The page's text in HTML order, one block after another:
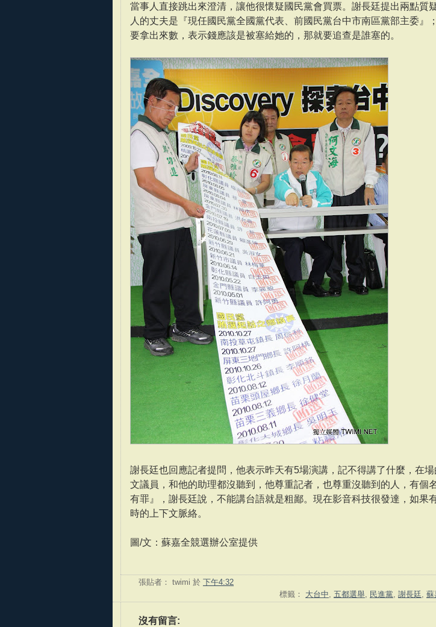
當事人直接跳出來澄清，讓他很懷疑國民黨會買票。謝長廷提出兩點質
人的丈夫是『現任國民黨全國黨代表、前國民黨台中市南區黨部主委』
要拿出來數，表示錢應該是被塞給她的，那就要追查是誰塞的。
謝長廷也回應記者提問，他表示昨天有5場演講，記不得講了什麼，在
文議員，和他的助理都沒聽到，他尊重記者，也尊重沒聽到的人，有個
有罪』，謝長廷說，不能講台語就是粗鄙。現在影音科技很發達，如果
時的上下文脈絡。
圖/文：蘇嘉全競選辦公室提供
張貼者： twimi 於 下午4:32
標籤： 大台中 五都選舉 民進黨 謝長廷 蘇
沒有留言: